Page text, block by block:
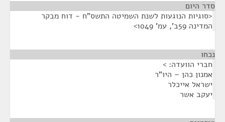
סדר היום
<סוגיות הנוגעות לשנת השמיטה התשס"ח - דוח מבקר
המדינה 59ב', עמ' 1049>
נכחו
חברי הוועדה: >
אמנון כהן – היו"ר
ישראל אייכלר
יעקב אשר